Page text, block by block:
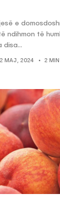
e
ndihmon të
disa...
MAJ, 2024 2